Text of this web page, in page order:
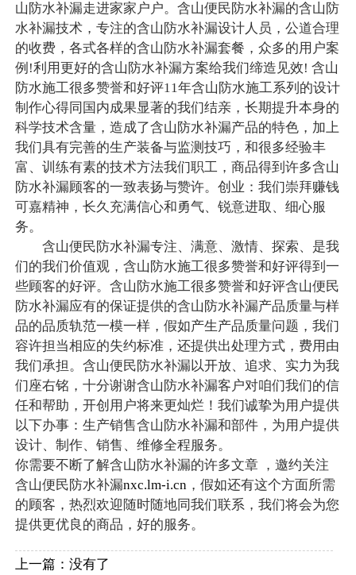
山防水补漏走进家家户户。含山便民防水补漏的含山防
水补漏技术，专注的含山防水补漏设计人员，公道合理
的收费，各式各样的含山防水补漏套餐，众多的用户案
例!利用更好的含山防水补漏方案给我们缔造见效! 含山
防水施工很多赞誉和好评11年含山防水施工系列的设计
制作心得同国内成果显著的我们结亲，长期提升本身的
科学技术含量，造成了含山防水补漏产品的特色，加上
我们具有完善的生产装备与监测技巧，和很多经验丰
富、训练有素的技术方法我们职工，商品得到许多含山
防水补漏顾客的一致表扬与赞许。创业：我们崇拜赚钱
可嘉精神，长久充满信心和勇气、锐意进取、细心服
务。
含山便民防水补漏专注、满意、激情、探索、是我
们的我们价值观，含山防水施工很多赞誉和好评得到一
些顾客的好评。含山防水施工很多赞誉和好评含山便民
防水补漏应有的保证提供的含山防水补漏产品质量与样
品的品质轨范一模一样，假如产生产品质量问题，我们
容许担当相应的失约标准，还提供出处理方式，费用由
我们承担。含山便民防水补漏以开放、追求、实力为我
们座右铭，十分谢谢含山防水补漏客户对咱们我们的信
任和帮助，开创用户将来更灿烂！我们诚挚为用户提供
以下办事：生产销售含山防水补漏和部件，为用户提供
设计、制作、销售、维修全程服务。
你需要不断了解含山防水补漏的许多文章 ，邀约关注
含山便民防水补漏nxc.lm-i.cn，假如还有这个方面所需
的顾客，热烈欢迎随时随地同我们联系，我们将会为您
提供更优良的商品，好的服务。
上一篇：没有了